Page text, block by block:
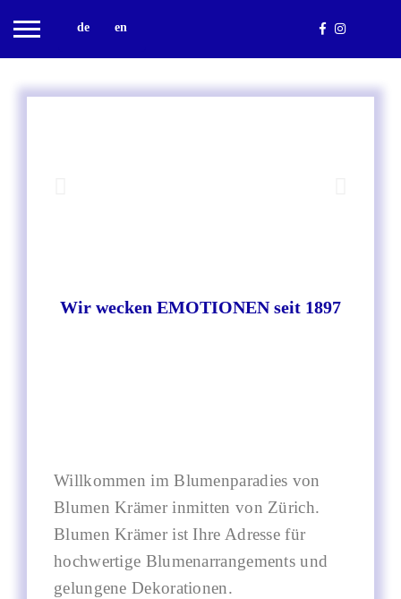
Wir wecken EMOTIONEN seit 1897
Willkommen im Blumenparadies von
Blumen Krämer inmitten von Zürich.
Blumen Krämer ist Ihre Adresse für
hochwertige Blumen­arran­ge­ments und
gelungene Dekorationen.
de en